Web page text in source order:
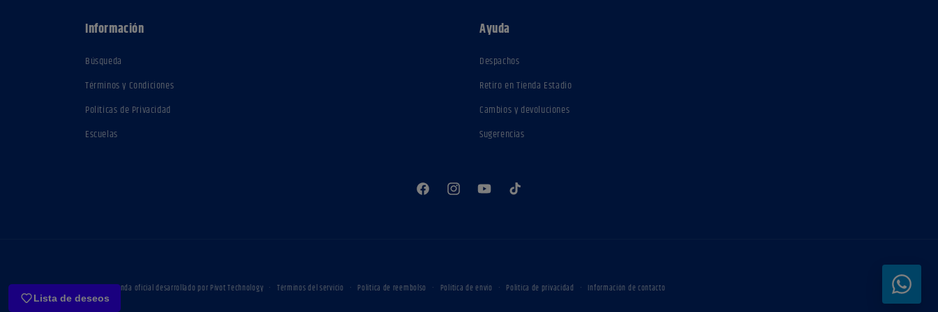
Información
Búsqueda
Términos y Condiciones
Políticas de Privacidad
Escuelas
Ayuda
Despachos
Retiro en Tienda Estadio
Cambios y devoluciones
Sugerencias
FacebookInstagramYouTube TikTok
Formas
© 2026,Tienda oficialdesarrollado por Pivot Technology Términos del servicio Política de reembolso Política de envío Política de privacidad Información de contacto
Lista de deseos